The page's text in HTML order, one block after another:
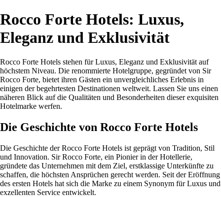
Rocco Forte Hotels: Luxus,
Eleganz und Exklusivität
Rocco Forte Hotels stehen für Luxus, Eleganz und Exklusivität auf
höchstem Niveau. Die renommierte Hotelgruppe, gegründet von Sir
Rocco Forte, bietet ihren Gästen ein unvergleichliches Erlebnis in
einigen der begehrtesten Destinationen weltweit. Lassen Sie uns einen
näheren Blick auf die Qualitäten und Besonderheiten dieser exquisiten
Hotelmarke werfen.
Die Geschichte von Rocco Forte Hotels
Die Geschichte der Rocco Forte Hotels ist geprägt von Tradition, Stil
und Innovation. Sir Rocco Forte, ein Pionier in der Hotellerie,
gründete das Unternehmen mit dem Ziel, erstklassige Unterkünfte zu
schaffen, die höchsten Ansprüchen gerecht werden. Seit der Eröffnung
des ersten Hotels hat sich die Marke zu einem Synonym für Luxus und
exzellenten Service entwickelt.